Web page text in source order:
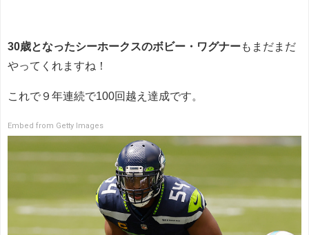
30歳となったシーホークスのボビー・ワグナーもまだまだ
やってくれますね！
これで９年連続で100回越え達成です。
Embed from Getty Images